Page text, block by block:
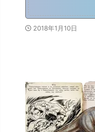
2018年1月10日